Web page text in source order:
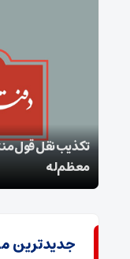
تکذیب نقل قول
معظم‌له
جدیدترین